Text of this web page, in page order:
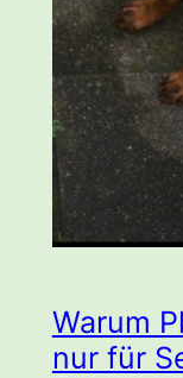
Warum
nur für